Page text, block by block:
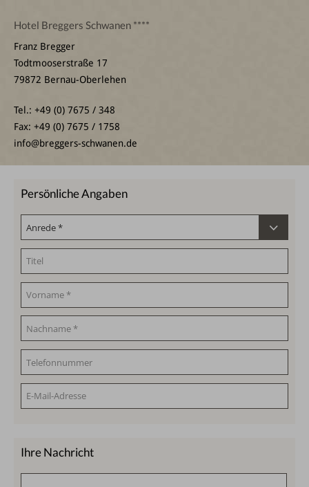
Hotel Breggers Schwanen ****
Franz Bregger
Todtmooserstraße 17
79872 Bernau-Oberlehen
Tel.: +49 (0) 7675 / 348
Fax: +49 (0) 7675 / 1758
info@breggers-schwanen.de
Persönliche Angaben
Ihre Nachricht